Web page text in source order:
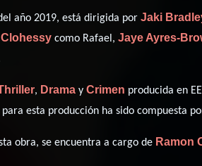
año 2019, está dirigida porJaki
Clohessy como Rafael,Jaye Ayres-
, Drama yCrimen producida en
para esta producción ha sido compuesta
obra, se encuentra a cargo de Ramon